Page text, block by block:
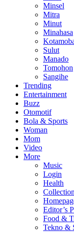
Minsel
Mitra
Minut
Minahasa
Sulut
Manado
Tomohon
Sangihe
Trending
Entertainment
Buzz
Otomotif
Bola & Sports
Woman
Mom
Video
More
Music
Login
Health
Collection
Editor’s
Food &
Tekno &